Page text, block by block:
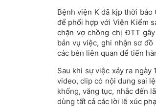
Bệnh viện K đã kịp thời báo
để phối hợp với Viện Kiểm
chặn vợ chồng chị ĐTT
bản vụ việc, ghi nhận sơ
các bên liên quan để tiến
Sau khi sự việc xảy ra
video, clip có nội dung sai
khống, văng tục, nhắc đến
dùng tất cả các lời lẽ xúc